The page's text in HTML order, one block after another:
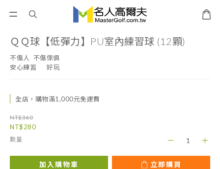
ＱＱ球【低彈力】PU室內練習球 (12顆)
不傷人  不傷傢俱
安心練習      好玩
全店，購物滿1,000元免運費
NT$360
NT$280
數量
加入購物車 立即購買